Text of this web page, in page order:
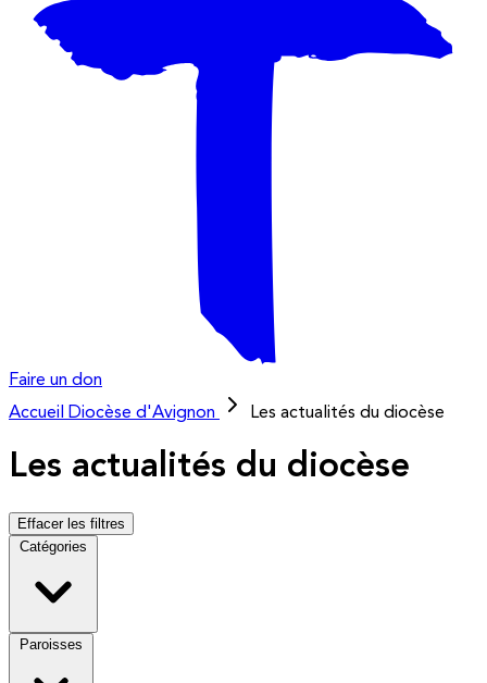
Faire un don
Accueil
Diocèse d'Avignon Les actualités du diocèse
Les actualités du diocèse
Effacer les filtres
Catégories
Paroisses